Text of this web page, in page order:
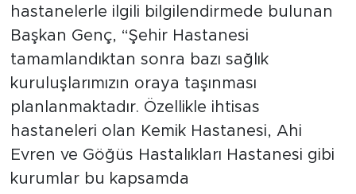
hastanelerle ilgili bilgilendirmede bulunan
Başkan Genç, “Şehir Hastanesi
tamamlandıktan sonra bazı sağlık
kuruluşlarımızın oraya taşınması
planlanmaktadır. Özellikle ihtisas
hastaneleri olan Kemik Hastanesi, Ahi
Evren ve Göğüs Hastalıkları Hastanesi gibi
kurumlar bu kapsamda